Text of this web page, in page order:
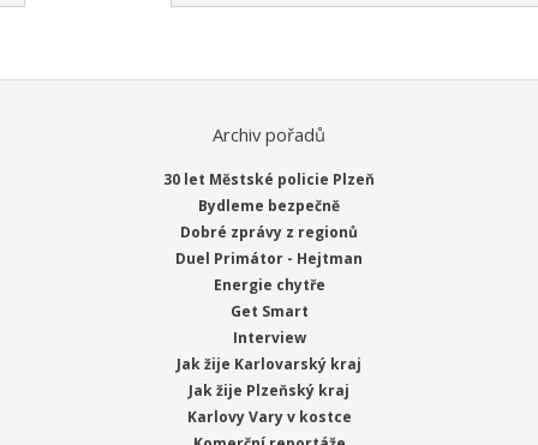
Archiv pořadů
30 let Městské policie Plzeň
Bydleme bezpečně
Dobré zprávy z regionů
Duel Primátor - Hejtman
Energie chytře
Get Smart
Interview
Jak žije Karlovarský kraj
Jak žije Plzeňský kraj
Karlovy Vary v kostce